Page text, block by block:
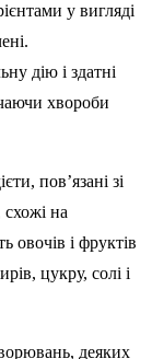
у вигляді
дію і здатні
хвороби
пов’язані зі
на
овочів і фруктів
цукру, солі і
деяких